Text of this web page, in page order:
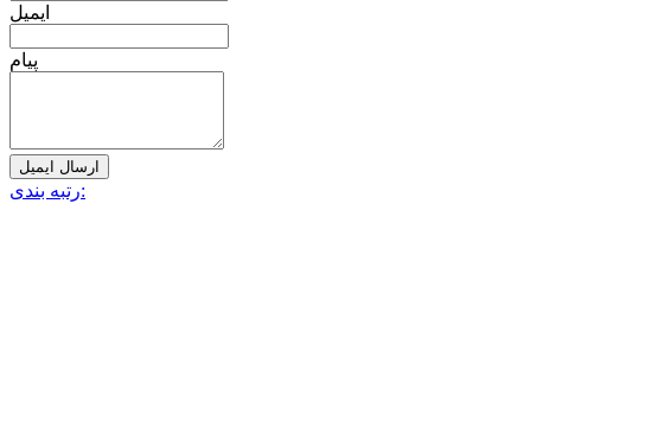
ایمیل
پیام
ارسال ایمیل
رتبه بندی: